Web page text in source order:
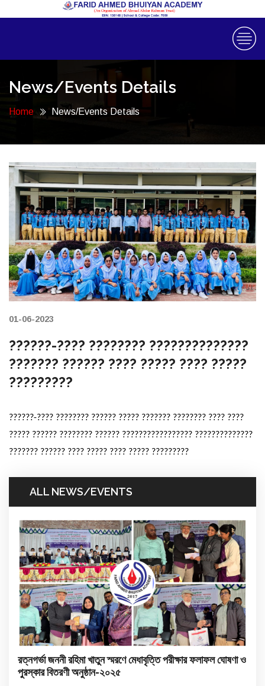
News/Events Details
Home News/Events Details
01-06-2023
??????-???? ???????? ??????????????
??????? ?????? ???? ????? ???? ?????
?????????
??????-???? ???????? ?????? ????? ??????? ???????? ???? ????
????? ?????? ???????? ?????? ????????????????? ??????????????
??????? ?????? ???? ????? ???? ????? ?????????
ALL NEWS/EVENTS
রত্নগর্ভা জননী রহিমা খাতুন স্মরণে মেধাবৃত্তি পরীক্ষার ফলাফল ঘোষণা ও
পুরস্কার বিতরণী অনুষ্ঠান-২০২৫